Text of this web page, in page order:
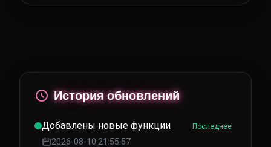
История обновлений
Добавлены новые функции
2026-08-10 21:55:57
Последнее